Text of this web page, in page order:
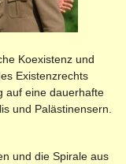
Koexistenz und
Existenzrechts
auf eine dauerhafte
und Palästinensern.
und die Spirale aus